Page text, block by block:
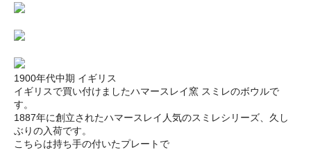
1900年代中期 イギリス
イギリスで買い付けましたハマースレイ窯 スミレのボウルで
す。
1887年に創立されたハマースレイ人気のスミレシリーズ、久し
ぶりの入荷です。
こちらは持ち手の付いたプレートで